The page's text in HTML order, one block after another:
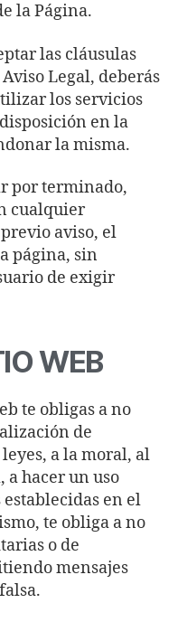
la Página.
las cláusulas
Legal, deberás
los servicios
en la
la misma.
por terminado,
cualquier
aviso, el
página, sin
de exigir
WEB
te obligas a no
de
a la moral, al
a hacer un uso
en el
te obliga a no
o de
mensajes